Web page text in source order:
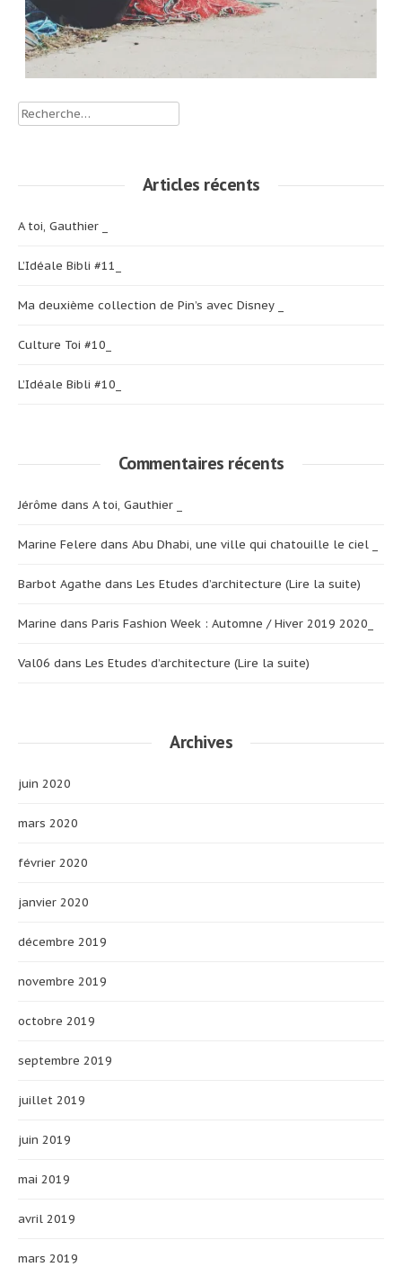
Rechercher :
Articles récents
A toi, Gauthier _
L’Idéale Bibli #11_
Ma deuxième collection de Pin’s avec Disney _
Culture Toi #10_
L’Idéale Bibli #10_
Commentaires récents
Jérôme dans A toi, Gauthier _
Marine Felere dans Abu Dhabi, une ville qui chatouille le ciel _
Barbot Agathe dans Les Etudes d’architecture (Lire la suite)
Marine dans Paris Fashion Week : Automne / Hiver 2019 2020_
Val06 dans Les Etudes d’architecture (Lire la suite)
Archives
juin 2020
mars 2020
février 2020
janvier 2020
décembre 2019
novembre 2019
octobre 2019
septembre 2019
juillet 2019
juin 2019
mai 2019
avril 2019
mars 2019